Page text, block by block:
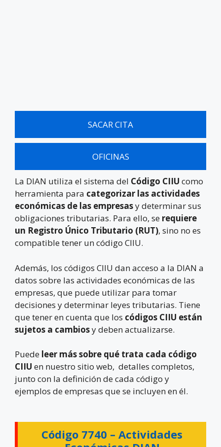
SACAR CITA
OFICINAS
La DIAN utiliza el sistema del Código CIIU como
herramienta para categorizar las actividades
económicas de las empresasy determinar sus
obligaciones tributarias. Para ello, se requiere
un Registro Único Tributario (RUT), sino no es
compatible tener un código CIIU.
Además, los códigos CIIU dan acceso a la DIAN a
datos sobre las actividades económicas de las
empresas, que puede utilizar para tomar
decisiones y determinar leyes tributarias. Tiene
que tener en cuenta que los códigos CIIU están
sujetos a cambiosy deben actualizarse.
Puede leer más sobre qué trata cada código
CIIU en nuestro sitio web, detalles completos,
junto con la definición de cada código y
ejemplos de empresas que se incluyen en él.
Código 7740 – Actividades